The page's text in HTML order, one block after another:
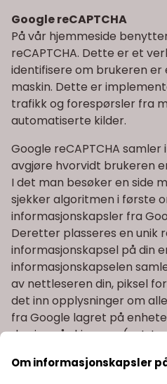
Google reCAPTCHA
På vår hjemmeside
reCAPTCHA. Dette er et
identifisere om brukeren er
maskin. Dette er
trafikk og forespørsler fra
automatiserte kilder.
Google reCAPTCHA
avgjøre hvorvidt brukeren
I det man besøker en side
sjekker algoritmen i første
informasjonskapsler fra
Deretter plasseres en unik
informasjonskapsel på din
informasjonskapselen
av nettleseren din, piksel
det inn opplysninger om
fra Google lagret på
du gjør på skjermen (evt.
nettlesers
Om informasjonskapsler